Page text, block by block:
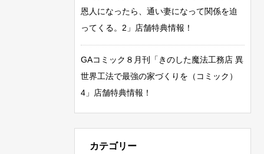
恩人になったら、通い妻になって関係を迫
ってくる。2」店舗特典情報！
GAコミック８月刊「きのした魔法工務店 異
世界工法で最強の家づくりを（コミック）
4」店舗特典情報！
カテゴリー